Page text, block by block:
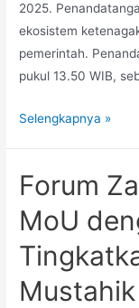
2025.
ekosistem
pemerintah.
pukul 13.50 WIB,
Selengkapnya »
Forum
MoU